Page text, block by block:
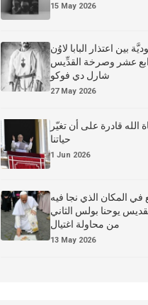
15 May 2026
بين اعتذار البابا لاوُن
عشر وصرخة القدِّيس
شارل دي فوكو
27 May 2026
الله قادرة على أن تغيّر
حياتنا
1 Jun 2026
في المكان الذي نجا فيه
القديس يوحنا بولس الثاني
من محاولة اغتيال
13 May 2026